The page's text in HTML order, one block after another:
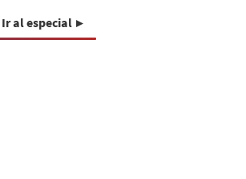
Ir al especial